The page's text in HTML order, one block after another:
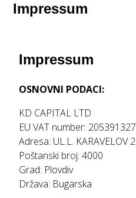
Impressum
Impressum
OSNOVNI PODACI:
KD CAPITAL LTD
EU VAT number: 205391327
Adresa: UL.L. KARAVELOV 2
Poštanski broj: 4000
Grad: Plovdiv
Država: Bugarska